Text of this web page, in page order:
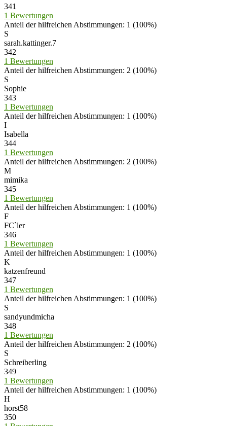
341
1 Bewertungen
Anteil der hilfreichen Abstimmungen: 1 (100%)
S
sarah.kattinger.7
342
1 Bewertungen
Anteil der hilfreichen Abstimmungen: 2 (100%)
S
Sophie
343
1 Bewertungen
Anteil der hilfreichen Abstimmungen: 1 (100%)
I
Isabella
344
1 Bewertungen
Anteil der hilfreichen Abstimmungen: 2 (100%)
M
mimika
345
1 Bewertungen
Anteil der hilfreichen Abstimmungen: 1 (100%)
F
FC`ler
346
1 Bewertungen
Anteil der hilfreichen Abstimmungen: 1 (100%)
K
katzenfreund
347
1 Bewertungen
Anteil der hilfreichen Abstimmungen: 1 (100%)
S
sandyundmicha
348
1 Bewertungen
Anteil der hilfreichen Abstimmungen: 2 (100%)
S
Schreiberling
349
1 Bewertungen
Anteil der hilfreichen Abstimmungen: 1 (100%)
H
horst58
350